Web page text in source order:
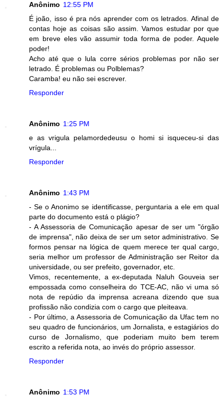
Anônimo 12:55 PM
É joão, isso é pra nós aprender com os letrados. Afinal de
contas hoje as coisas são assim. Vamos estudar por que
em breve eles vão assumir toda forma de poder. Aquele
poder!
Acho até que o lula corre sérios problemas por não ser
letrado. É problemas ou Polblemas?
Caramba! eu não sei escrever.
Responder
Anônimo 1:25 PM
e as vrigula pelamordedeusu o homi si isqueceu-si das
vrígula...
Responder
Anônimo 1:43 PM
- Se o Anonimo se identificasse, perguntaria a ele em qual
parte do documento está o plágio?
- A Assessoria de Comunicação apesar de ser um "órgão
de imprensa", não deixa de ser um setor administrativo. Se
formos pensar na lógica de quem merece ter qual cargo,
seria melhor um professor de Administração ser Reitor da
universidade, ou ser prefeito, governador, etc.
Vimos, recentemente, a ex-deputada Naluh Gouveia ser
empossada como conselheira do TCE-AC, não vi uma só
nota de repúdio da imprensa acreana dizendo que sua
profissão não condizia com o cargo que pleiteava.
- Por último, a Assessoria de Comunicação da Ufac tem no
seu quadro de funcionários, um Jornalista, e estagiários do
curso de Jornalismo, que poderiam muito bem terem
escrito a referida nota, ao invés do próprio assessor.
Responder
Anônimo 1:53 PM